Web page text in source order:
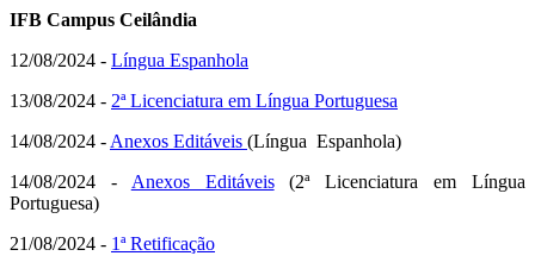
IFB Campus Ceilândia
12/08/2024 - Língua Espanhola
13/08/2024 - 2ª Licenciatura em Língua Portuguesa
14/08/2024 - Anexos Editáveis (Língua Espanhola)
14/08/2024 - Anexos Editáveis(2ª Licenciatura em Língua
Portuguesa)
21/08/2024 - 1ª Retificação